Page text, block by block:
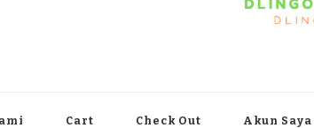
Cart Check Out Akun Saya